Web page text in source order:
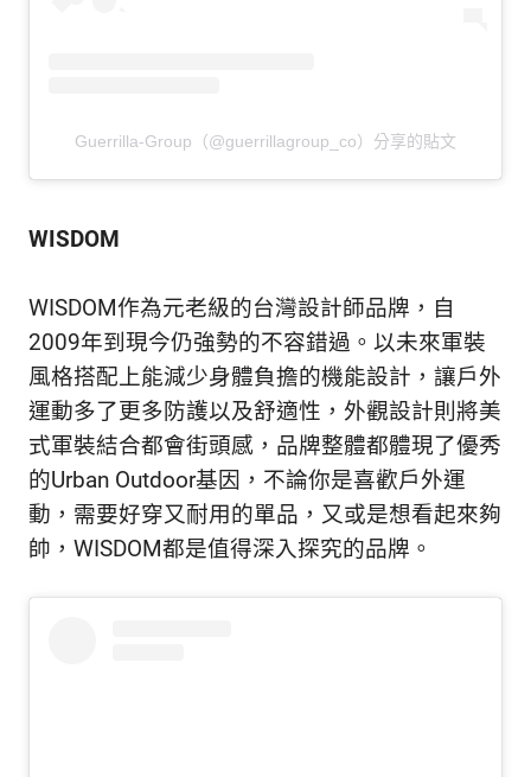
Guerrilla-Group（@guerrillagroup_co）分享的貼文
WISDOM
WISDOM作為元老級的台灣設計師品牌，自
2009年到現今仍強勢的不容錯過。以未來軍裝
風格搭配上能減少身體負擔的機能設計，讓戶外
運動多了更多防護以及舒適性，外觀設計則將美
式軍裝結合都會街頭感，品牌整體都體現了優秀
的Urban Outdoor基因，不論你是喜歡戶外運
動，需要好穿又耐用的單品，又或是想看起來夠
帥，WISDOM都是值得深入探究的品牌。